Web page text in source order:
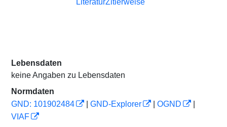
LiteraturZitierweise
Lebensdaten
keine Angaben zu Lebensdaten
Normdaten
GND: 101902484
GND-Explorer OGND
VIAF